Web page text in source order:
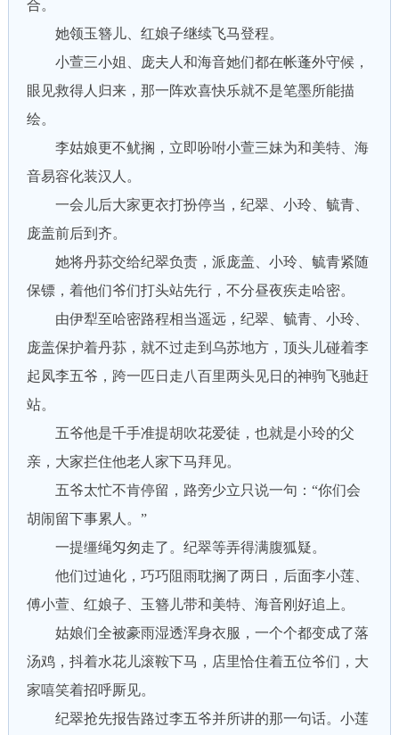
合。
她领玉簪儿、红娘子继续飞马登程。
小萱三小姐、庞夫人和海音她们都在帐蓬外守候，
眼见救得人归来，那一阵欢喜快乐就不是笔墨所能描
绘。
李姑娘更不鱿搁，立即吩咐小萱三妹为和美特、海
音易容化装汉人。
一会儿后大家更衣打扮停当，纪翠、小玲、毓青、
庞盖前后到齐。
她将丹荪交给纪翠负责，派庞盖、小玲、毓青紧随
保镖，着他们爷们打头站先行，不分昼夜疾走哈密。
由伊犁至哈密路程相当遥远，纪翠、毓青、小玲、
庞盖保护着丹荪，就不过走到乌苏地方，顶头儿碰着李
起凤李五爷，跨一匹日走八百里两头见日的神驹飞驰赶
站。
五爷他是千手准提胡吹花爱徒，也就是小玲的父
亲，大家拦住他老人家下马拜见。
五爷太忙不肯停留，路旁少立只说一句：“你们会
胡闹留下事累人。”
一提缰绳匁匆走了。纪翠等弄得满腹狐疑。
他们过迪化，巧巧阻雨耽搁了两日，后面李小莲、
傅小萱、红娘子、玉簪儿带和美特、海音刚好追上。
姑娘们全被豪雨湿透浑身衣服，一个个都变成了落
汤鸡，抖着水花儿滚鞍下马，店里恰住着五位爷们，大
家嘻笑着招呼厮见。
纪翠抢先报告路过李五爷并所讲的那一句话。小莲